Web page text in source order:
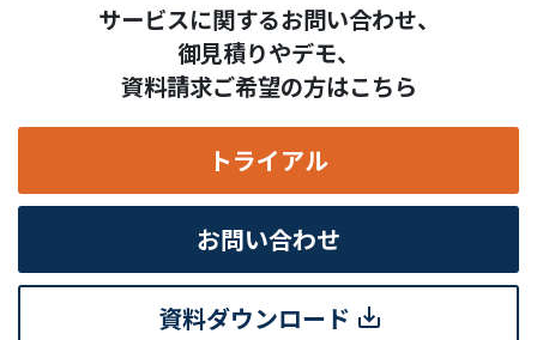
サービスに関するお問い合わせ、
御見積りやデモ、
資料請求ご希望の方はこちら
トライアル
お問い合わせ
資料ダウンロード